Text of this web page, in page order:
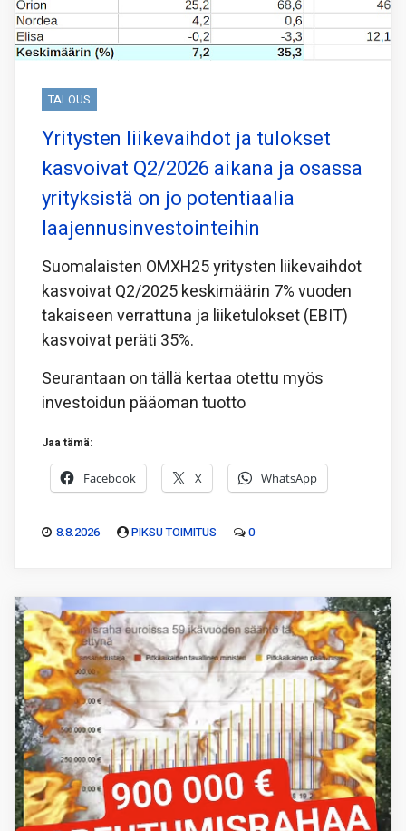
TALOUS
Yritysten liikevaihdot ja tulokset
kasvoivat Q2/2026 aikana ja osassa
yrityksistä on jo potentiaalia
laajennusinvestointeihin
Suomalaisten OMXH25 yritysten liikevaihdot
kasvoivat Q2/2025 keskimäärin 7% vuoden
takaiseen verrattuna ja liiketulokset (EBIT)
kasvoivat peräti 35%.
Seurantaan on tällä kertaa otettu myös
investoidun pääoman tuotto
Jaa tämä:
Facebook X WhatsApp
8.8.2026 PIKSU TOIMITUS 0